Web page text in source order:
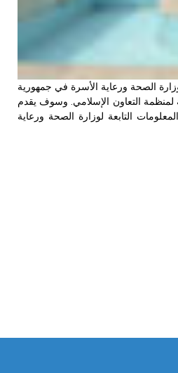
الصحة ورعاية الأسرة في جمهورية
القدرات في الصحة لمنظمة التعاون الإسلامي. وسوف يقدم
التابعة لوزارة الصحة ورعاية